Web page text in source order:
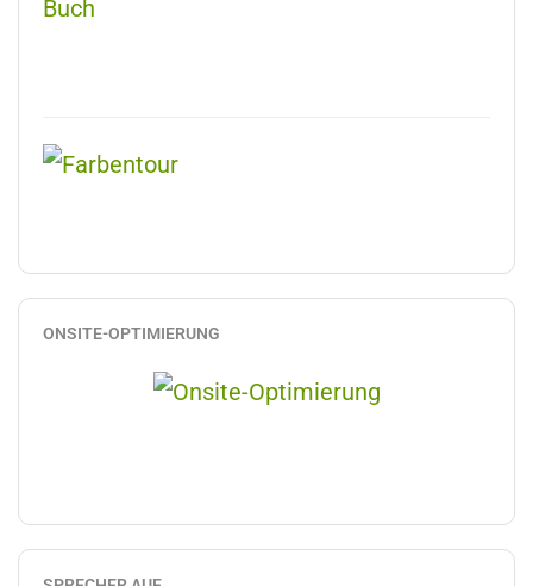
ONSITE-OPTIMIERUNG